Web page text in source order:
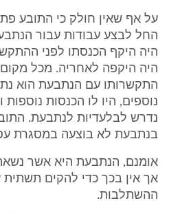
על אף שאין חולק כי התובע
החל לבצע עבודות עבור
היה היקף הכנסתו לפני
היה היקפה לאחריה. מכל
התקשרותו עם הנתבעת הוא
נוספים, היו לו הכנסות
נדרש לבלעדיות לנתבעת.
בנתבעת לא בוצעה במסגרת
אומנם, הנתבעת היא אשר
אך אין בכך כדי להקים תשתית
ההשתלבות.